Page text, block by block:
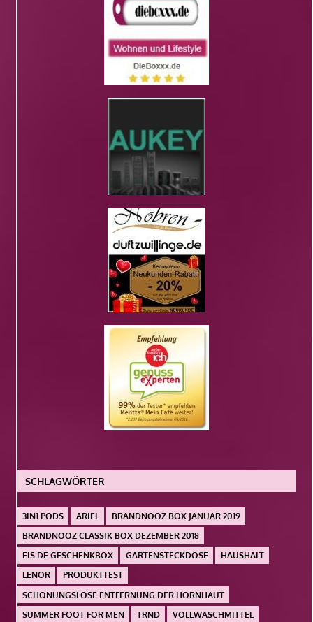
SCHLAGWÖRTER
3IN1 PODS ARIEL
BRANDNOOZ BOX JANUAR 2019
BRANDNOOZ CLASSIK BOX DEZEMBER 2018
EIS.DE GESCHENKBOX
GARTENSTECKDOSE
HAUSHALT
LENOR
PRODUKTTEST
SCHONUNGSLOSE ENTFERNUNG DER HORNHAUT
SUMMER FOOT FOR MEN
TRND VOLLWASCHMITTEL